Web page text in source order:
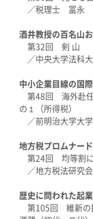
／税理士 冨永
酒井教授の百名山
第32回
剣 山
／中央大学法科
中小企業目線の国
第48回 海外赴任
の１（所得税）
／前明治大学
地方税プロムナード
第24回 均等割に
／地方税法研究会
歴史に問われた起
第105回 維新の